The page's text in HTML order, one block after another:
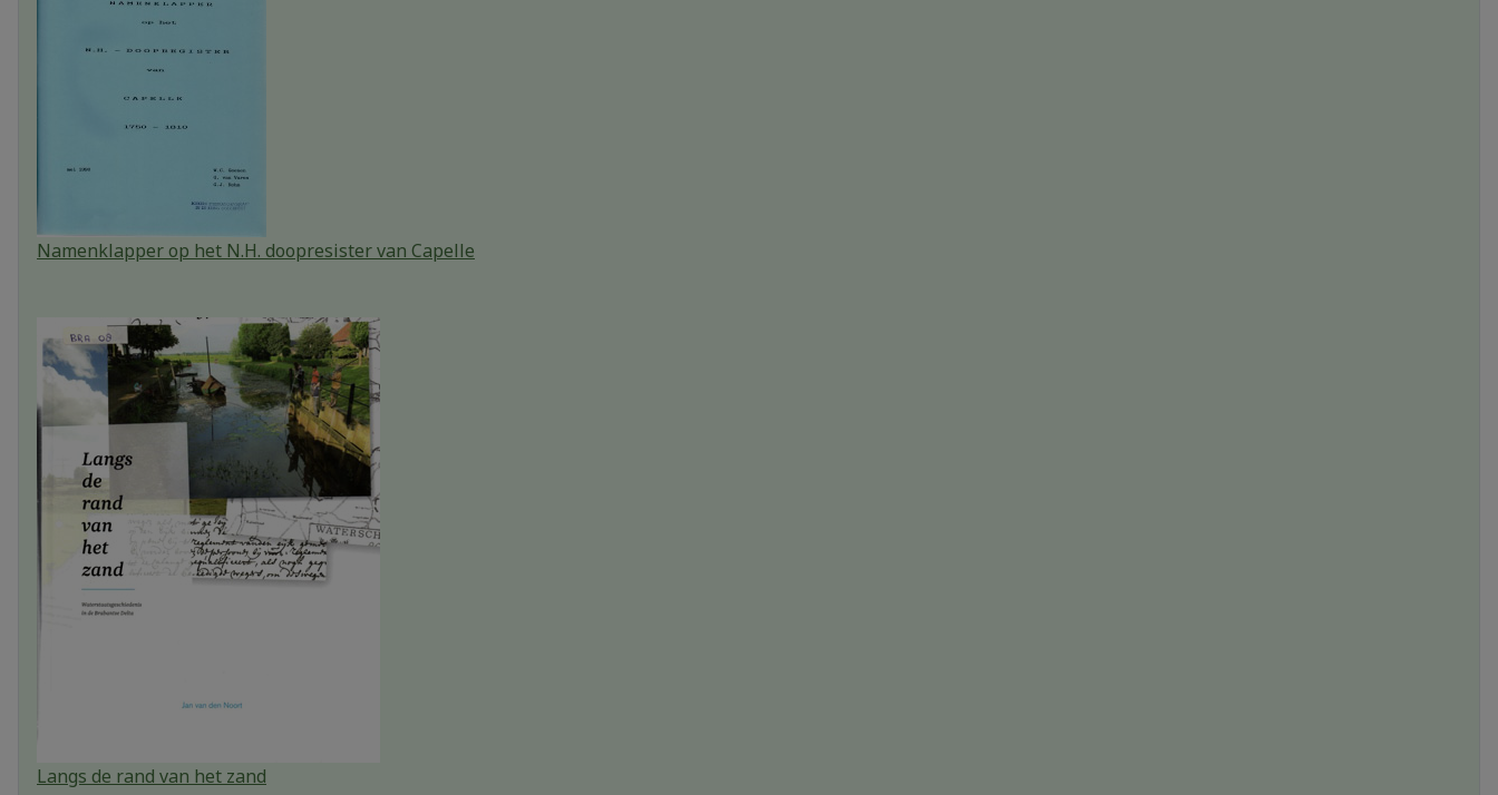
Namenklapper op het N.H. doopresister van Capelle
Langs de rand van het zand